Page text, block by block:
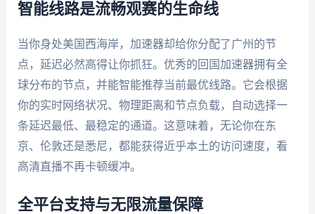
智能线路是流畅观赛的生命线
当你身处美国西海岸，加速器却给你分配了广州的节
点，延迟必然高得让你抓狂。优秀的回国加速器拥有全
球分布的节点，并能智能推荐当前最优线路。它会根据
你的实时网络状况、物理距离和节点负载，自动选择一
条延迟最低、最稳定的通道。这意味着，无论你在东
京、伦敦还是悉尼，都能获得近乎本土的访问速度，看
高清直播不再卡顿缓冲。
全平台支持与无限流量保障